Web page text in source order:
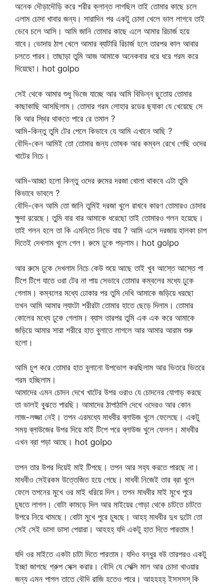
অনেক দৌড়াদৌড়ি করে শরীর ক্লান্ত লাগছিল তাই তোমার কাছে চলে
এলাম চোদা খাবার জন্য। সারাদিন পর একটু চোদা খেলে ভাল লাগবে তাই
ভেবে চলে আসি। আমি জানি তোমার কাছে এলে আমার রিচার্জ হয়ে
যাবে। ভোদায় ঠাপ খেলে আমার ব্যাটারি রিচার্জ হলে তারপর কাল আবার
চলতে পারব। তাছাড়া তুমি আজ আমাকে অনেকবার ধরে ধরে গরম করে
দিয়েছো। hot golpo
সেই থেকে আমার শুধু ভিজে যাচ্ছে আর আমি বিভিন্ন ছুতোয় তোমার
কাছাকাছি আসছিলাম। তোমার গরম লোহার রডের ছ্যাকা যে খেয়েছে সে
কি আর স্থির থাকতে পারে রে তমাল ?
আমি-কিন্তু তুমি টের পেলে কিভাবে যে আমি এখানে আছি ?
বৌদি-কেন আমিই তো তোমার জন্য তোষক আর কম্বল রেখে গেছি ওদের
খাটের নিচে।
আমি-আচ্ছা হলো কিন্তু ওদের রুমের দরজা খোলা থাকবে এটা তুমি
কিভাবে ভাবলে ?
বৌদি-কেন আমি তো জানি তুমিই দরজা খুলে রাখবে কারণ তোমারও চোদার
ক্ষুদা রয়েছে। তুমি বার বার আমাকে ধরেছো তাই তোমারও গলন হয়েছে।
তাই গলন হলে তা কি এমনিতে নিভে যায় ? আমি এসে দরজায় হালকা চাপ
দিতেই দেখলাম খুলে গেল। রুমে ঢুকে পড়লাম। hot golpo
আর রুমে ঢুকে দেখলাম নিচে কেউ শুয়ে আছে তাই খুব আস্তে আস্তে পা
টিপে টিপে যাতে ওরা টের না পায় সেভাবে তোমার কম্বলের মধ্যে ঢুকে
গেলাম। কম্বলের মধ্যে ঢোকার পর তুমি দেখি আমাকে জড়িয়ে ধরছো
তখন আমি আমার ল্যাংটা শরীরটা তোমার হাতে ছেড়ে দিলাম। তোমার
কোলের মধ্যে ঢুকে গেলাম। ব্যাস তারপর তুমি এক এক করে আমাকে
জড়িয়ে আমার সারা শরীরে হাত বুলাতে লাগলে আর আমার আরাম শুরু
হলো।
আমি চুপ করে তোমার হাত বুলানো উপভোগ করছিলাম আর ভিতরে ভিতরে
গরম হচ্ছিলাম।
আমাদের এমন চোদন দেখে খাটের উপর ওরাও যে চোদনের যোগাড় করছে
তা ভালই বুঝতে পারছি। আমাদের ঠাপাঠাপি দেখে ওদেরও আর কোন
লাজ-লজ্জা নেই। তপন এরমধ্যে মাধবীর ব্লাউজ খুলে ফেলেছে। একটু
সময় ব্লাউজের উপর দিয়ে মাই টিপে পরে ব্লাউজ খুলে ফেলল। মাধবীর
এখন ব্রা পড়া আছে। hot golpo
তপন তার উপর দিয়েই মাই টিপছে। তপন আর সহ্য করতে পারছে না।
মাধবীও সেইরকম উত্তেজিত হয়ে গেছে। মাধবী নিজেই তার ব্রা খুলে
ফেলে তপনের মুখে ওর মাই ধরিয়ে দিল। তপন মাধবীর মাই মুখে পুরে
চুষতে লাগল। বোটা কামড়ে দিল আর মাইয়ের গোড়া থেকে চাটতে চাটতে
উপরে নিয়ে থামছে। বোটা মুখে পুরে চুষছে। আহহ্ মাধবীর দুধ দুটো তো
সেই সেই ডাসা ডাসা পেয়ারা। আহহহ্ যদি একটু হাত দিতে পারতাম !
যদি ওর মাইতে একটা চাটা দিতে পারতাম। যদিও বন্ধুর বউ তারপরও একটু
ইচ্ছা জাগছে গ্রুপ সেক্স করার। বৌদি যে সেক্সি মাল আর চোদা খাওয়ার
জন্য এমন পাগল তাতে বৌদি রাজি হতেও পারে। আহহহহ্ ইসসসস্ কি